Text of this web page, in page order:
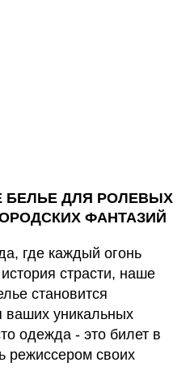
БЕЛЬЕ ДЛЯ РОЛЕВЫХ
ФАНТАЗИЙ
где каждый огонь
страсти, наше
становится
ваших уникальных
одежда - это билет в
режиссером своих